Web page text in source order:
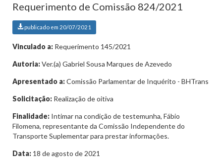
Requerimento de Comissão 824/2021
publicado em 20/07/2021
Vinculado a: Requerimento 145/2021
Autoria:Ver.(a) Gabriel Sousa Marques de Azevedo
Apresentado a:Comissão Parlamentar de Inquérito - BHTrans
Solicitação: Realização de oitiva
Finalidade: Intimar na condição de testemunha, Fábio
Filomena, representante da Comissão Independente do
Transporte Suplementar para prestar informações.
Data: 18 de agosto de 2021